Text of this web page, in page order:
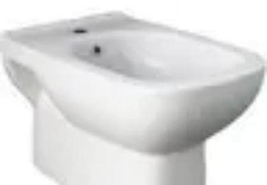
Stratégies de distribution
Logistique et Chaîne
d'ApprovisionnementStratégies MarketingTendances
Réseau